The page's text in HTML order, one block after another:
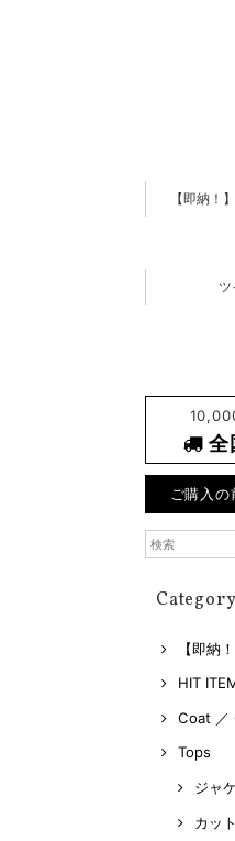
【即納！
ツ
全
ご購入
Category
【即納
HIT
Coat ／
Tops
ジャ
カッ